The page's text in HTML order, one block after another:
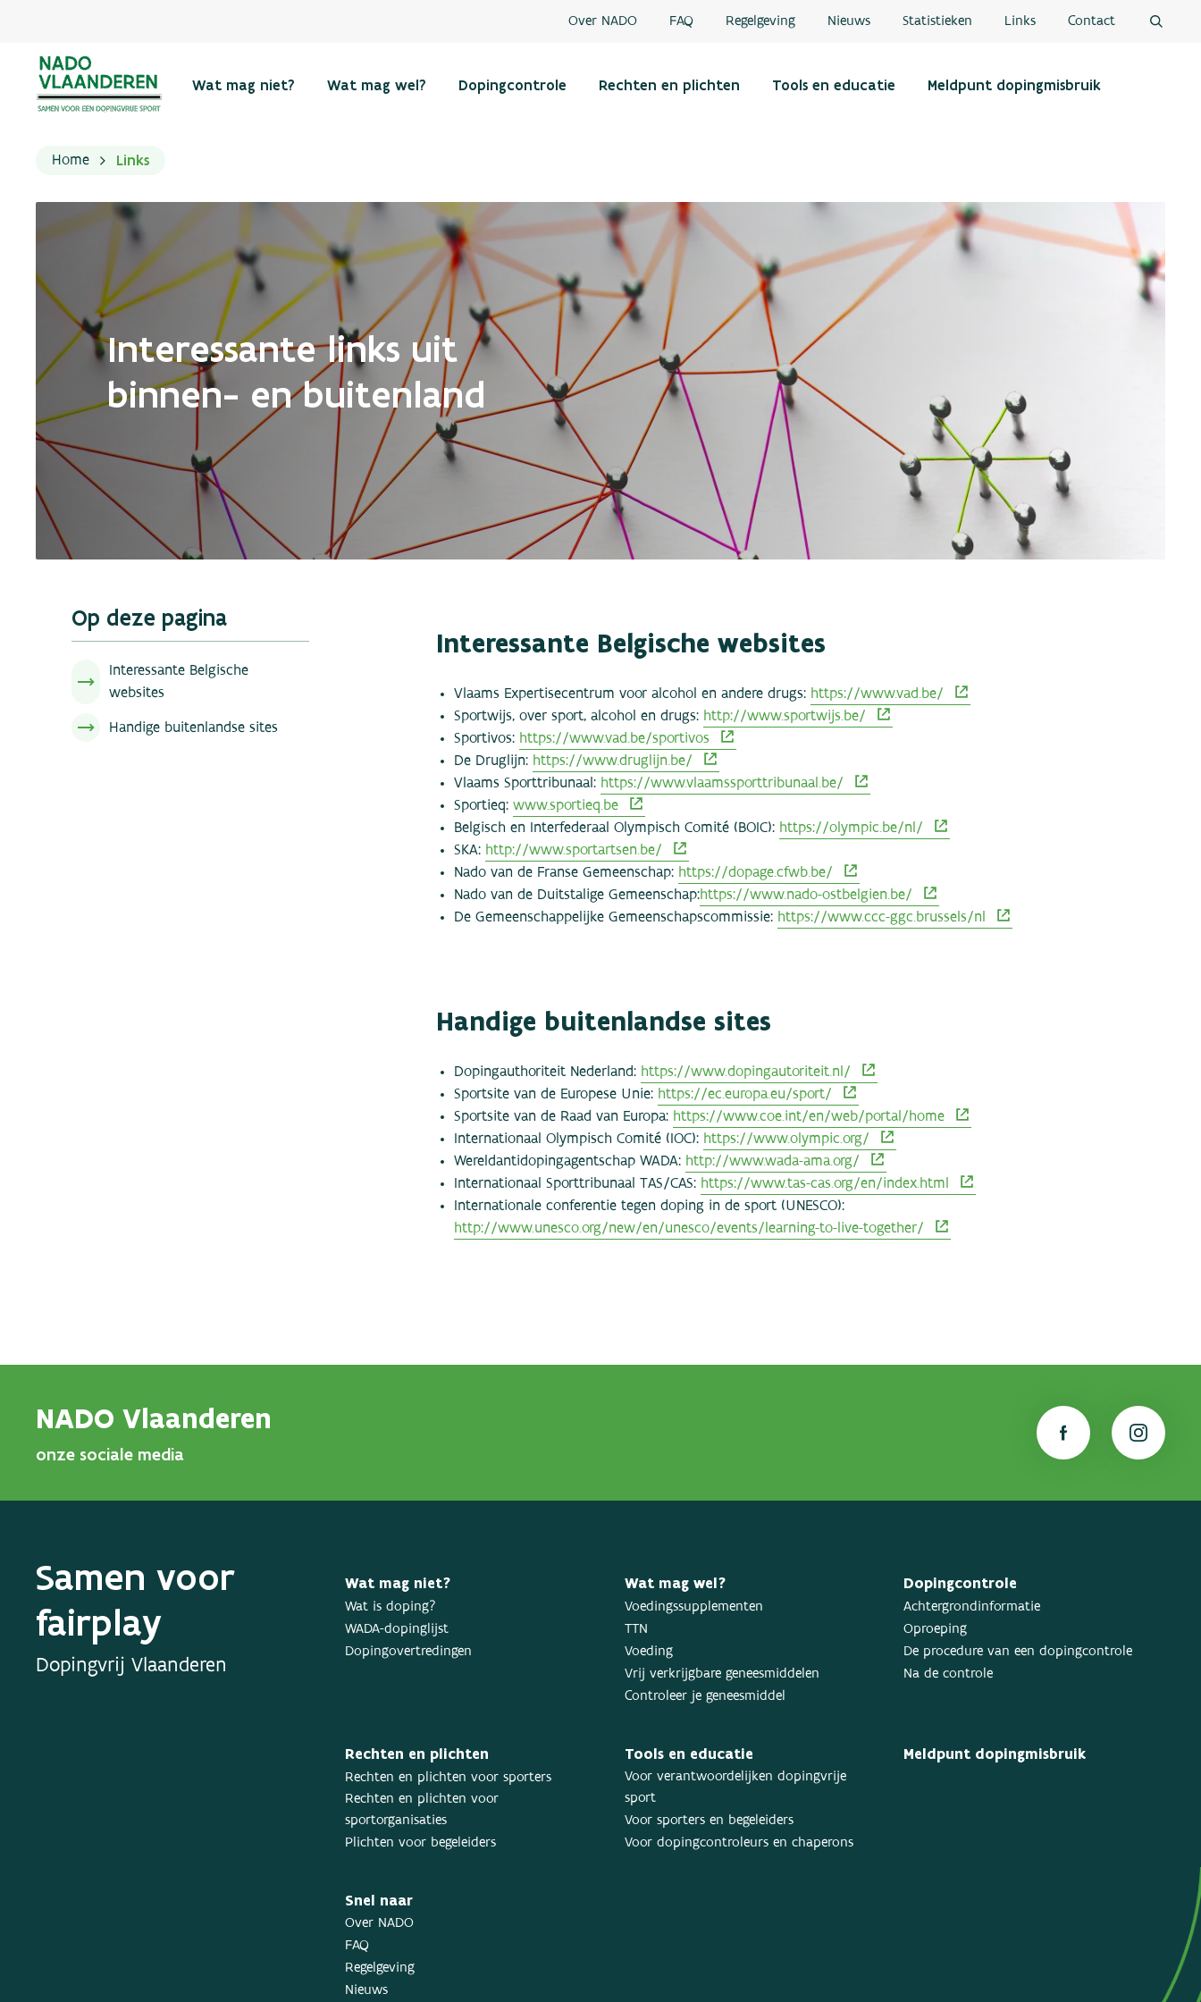
Over NADO FAQ Regelgeving Nieuws Statistieken Links Contact
Wat mag niet? Wat mag wel? Dopingcontrole Rechten en plichten Tools en educatie Meldpunt dopingmisbruik
Home Links
Interessante links uit
binnen- en buitenland
Op deze pagina
Interessante Belgische
websites
Handige buitenlandse sites
Interessante Belgische websites
Vlaams Expertisecentrum voor alcohol en andere drugs: https://www.vad.be/
Sportwijs, over sport, alcohol en drugs: http://www.sportwijs.be/
Sportivos: https://www.vad.be/sportivos
De Druglijn: https://www.druglijn.be/
Vlaams Sporttribunaal: https://www.vlaamssporttribunaal.be/
Sportieq: www.sportieq.be
Belgisch en Interfederaal Olympisch Comité (BOIC): https://olympic.be/nl/
SKA: http://www.sportartsen.be/
Nado van de Franse Gemeenschap: https://dopage.cfwb.be/
Nado van de Duitstalige Gemeenschap:https://www.nado-ostbelgien.be/
De Gemeenschappelijke Gemeenschapscommissie: https://www.ccc-ggc.brussels/nl
Handige buitenlandse sites
Dopingauthoriteit Nederland: https://www.dopingautoriteit.nl/
Sportsite van de Europese Unie: https://ec.europa.eu/sport/
Sportsite van de Raad van Europa: https://www.coe.int/en/web/portal/home
Internationaal Olympisch Comité (IOC): https://www.olympic.org/
Wereldantidopingagentschap WADA: http://www.wada-ama.org/
Internationaal Sporttribunaal TAS/CAS: https://www.tas-cas.org/en/index.html
Internationale conferentie tegen doping in de sport (UNESCO):
http://www.unesco.org/new/en/unesco/events/learning-to-live-together/
NADO Vlaanderen
onze sociale media
Samen voor
fairplay
Dopingvrij Vlaanderen
Wat mag niet?
Wat is doping?
WADA-dopinglijst
Dopingovertredingen
Wat mag wel?
Voedingssupplementen
TTN
Voeding
Vrij verkrijgbare geneesmiddelen
Controleer je geneesmiddel
Dopingcontrole
Achtergrondinformatie
Oproeping
De procedure van een dopingcontrole
Na de controle
Rechten en plichten
Rechten en plichten voor sporters
Rechten en plichten voor
sportorganisaties
Plichten voor begeleiders
Tools en educatie
Voor verantwoordelijken dopingvrije
sport
Voor sporters en begeleiders
Voor dopingcontroleurs en chaperons
Meldpunt dopingmisbruik
Snel naar
Over NADO
FAQ
Regelgeving
Nieuws